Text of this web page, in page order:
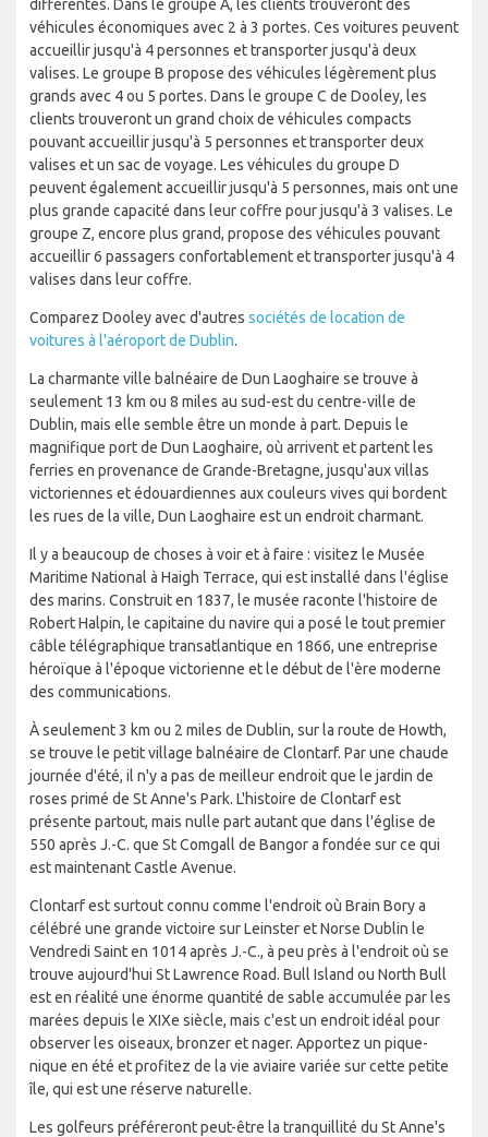
différentes. Dans le groupe A, les clients trouveront des
véhicules économiques avec 2 à 3 portes. Ces voitures peuvent
accueillir jusqu'à 4 personnes et transporter jusqu'à deux
valises. Le groupe B propose des véhicules légèrement plus
grands avec 4 ou 5 portes. Dans le groupe C de Dooley, les
clients trouveront un grand choix de véhicules compacts
pouvant accueillir jusqu'à 5 personnes et transporter deux
valises et un sac de voyage. Les véhicules du groupe D
peuvent également accueillir jusqu'à 5 personnes, mais ont une
plus grande capacité dans leur coffre pour jusqu'à 3 valises. Le
groupe Z, encore plus grand, propose des véhicules pouvant
accueillir 6 passagers confortablement et transporter jusqu'à 4
valises dans leur coffre.
Comparez Dooley avec d'autres sociétés de location de
voitures à l'aéroport de Dublin.
La charmante ville balnéaire de Dun Laoghaire se trouve à
seulement 13 km ou 8 miles au sud-est du centre-ville de
Dublin, mais elle semble être un monde à part. Depuis le
magnifique port de Dun Laoghaire, où arrivent et partent les
ferries en provenance de Grande-Bretagne, jusqu'aux villas
victoriennes et édouardiennes aux couleurs vives qui bordent
les rues de la ville, Dun Laoghaire est un endroit charmant.
Il y a beaucoup de choses à voir et à faire : visitez le Musée
Maritime National à Haigh Terrace, qui est installé dans l'église
des marins. Construit en 1837, le musée raconte l'histoire de
Robert Halpin, le capitaine du navire qui a posé le tout premier
câble télégraphique transatlantique en 1866, une entreprise
héroïque à l'époque victorienne et le début de l'ère moderne
des communications.
À seulement 3 km ou 2 miles de Dublin, sur la route de Howth,
se trouve le petit village balnéaire de Clontarf. Par une chaude
journée d'été, il n'y a pas de meilleur endroit que le jardin de
roses primé de St Anne's Park. L'histoire de Clontarf est
présente partout, mais nulle part autant que dans l'église de
550 après J.-C. que St Comgall de Bangor a fondée sur ce qui
est maintenant Castle Avenue.
Clontarf est surtout connu comme l'endroit où Brain Bory a
célébré une grande victoire sur Leinster et Norse Dublin le
Vendredi Saint en 1014 après J.-C., à peu près à l'endroit où se
trouve aujourd'hui St Lawrence Road. Bull Island ou North Bull
est en réalité une énorme quantité de sable accumulée par les
marées depuis le XIXe siècle, mais c'est un endroit idéal pour
observer les oiseaux, bronzer et nager. Apportez un pique-
nique en été et profitez de la vie aviaire variée sur cette petite
île, qui est une réserve naturelle.
Les golfeurs préféreront peut-être la tranquillité du St Anne's